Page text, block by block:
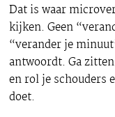
Dat is waar
kijken. Geen
“verander je
antwoordt. Ga
en rol je schouders
doet.